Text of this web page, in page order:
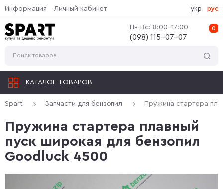
Информация Личный кабинет
0
Пн-Вс: 8:00-17:00
(‎098) 115-07-07
укр рус
КАТАЛОГ ТОВАРОВ
Spart Запчасти для бензопил Пружина стартера
Пружина стартера плавный
пуск широкая для бензопил
Goodluck 4500